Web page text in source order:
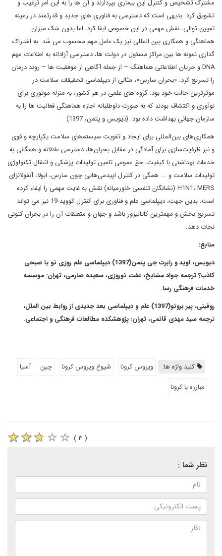
مشترک تشخیص و کنترل این بیماری بپردازند و آن ها را به این امر ترغیب و
تشویق کرد. بدیهی است که دسترسی به فناوری های جدید و قدرتمند در زمینه
تعیین توالی، نقش مهمی در این خصوص ایفا کرد، اما بدون شک میزان
هماهنگی و همکاری بین المللی نیز یک عامل مهم محسوب می شد. به اشتراک
گذاری نمونه ها بین مراکز مسئول در دولت ها، دسترسی آزادانه به اطلاعات مهم
DNA و جریان اطلاعاتی هماهنگ – از جمله آگاهی از موفقیت ها – روند درمان
را تسریع کرد. «بحران سارس»، مثالی از دیپلماسی تحقیقات سلامت در
موثرترین حالت خود بود. گروه های علمی در هر کشور، به منزله موتوری برای
نوآوری و اکتشاف بودند که به صورت داوطلبانه اجازه هماهنگی فعالیت ها را به
سازمان جهانی بهداشت داده بود. (دیویس و پتمن، 1397)
همکاری‌های بین‌المللی برای ایجاد و تقویت سیستم‌های سلامت یکپارچه و قوی
و نیز ظرفیت‌سازی برای آمادگی در مقابل بحران‌ها، دسترسی عادلانه و همگانی به
خدمات بهداشتی با کیفیت، حق عمومی تامین تولیدات پزشکی و انتقال تکنولوژی
تولیدات سلامت و ... همگی در کنترل اپیدمی‌هایی چون سارس، ابولا، آنفولانزای
H1N1، MERS (نشانگان تنفسی خاورمیانه) نقش به غایت مهمی را ایفاء کرده
است. بدین جهت، دیپلماسی علم و فناوری برای کنترل کووید-19 نیز می تواند
تسریع بخش و مهمترین کاتالیزور باشد و جهان و متعلقات آن را در بحران کنونی
نجات دهد.
منابع:
دیویس، لوید و رابرت جی پتمن(1397) دیپلماسی علم روزی نو یا صبحی
کاذب؟ ترجمه جواد مشایخ، عفت نوروزی، سعیده صارمی، تهران: موسسه
خدمات فرهنگی رسا.
روفینی، پیر برونو(1397) علم و دیپلماسی بعد جدیدی از روابط بین الملل،
ترجمه سید مهدی قائمی، تهران: پژوهشکده مطالعات فرهنگی و اجتماعی.
کلید واژه ها: ویروس کرونا شیوع ویروس کرونا چین
آسیا
مبارزه با کرونا
( ۳ )
نظر شما :